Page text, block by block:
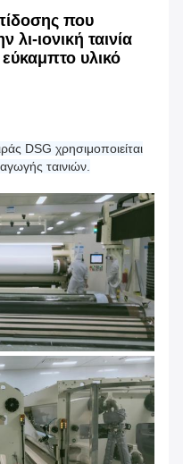
που
λι-ιονική ταινία
υλικό
DSG χρησιμοποιείται
ταινιών.